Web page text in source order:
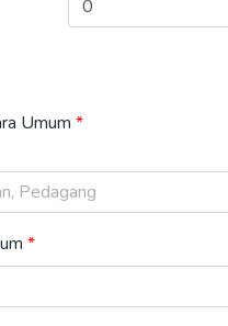
Umum